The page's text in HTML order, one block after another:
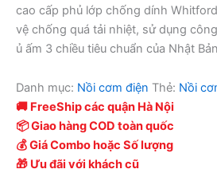
cao cấp phủ lớp chống dính
vệ chống quá tải nhiệt, sử dụng
ủ ấm 3 chiều tiêu chuẩn của Nhật
Danh mục: Nồi cơm điện Thẻ: Nồi
🚚 FreeShip các quận Hà Nội
📦 Giao hàng COD toàn quốc
💰 Giá Combo hoặc Số lượng
🎁 Ưu đãi với khách cũ